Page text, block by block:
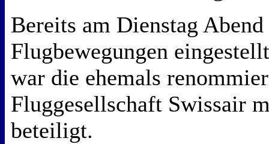
Bereits am Dienstag
Flugbewegungen
war die ehemals
Fluggesellschaft Swissair
beteiligt.